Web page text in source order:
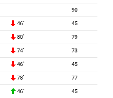
90
46` 45
80` 79
74` 73
46` 45
78` 77
46` 45